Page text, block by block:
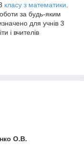
класу з математики
за будь-яким
для учнів 3
і вчителів
О.В.